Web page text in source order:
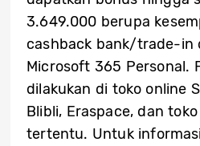
3.649.000 berupa
cashback bank/trade-in
Microsoft 365 Personal.
dilakukan di toko online
Blibli, Eraspace, dan
tertentu. Untuk